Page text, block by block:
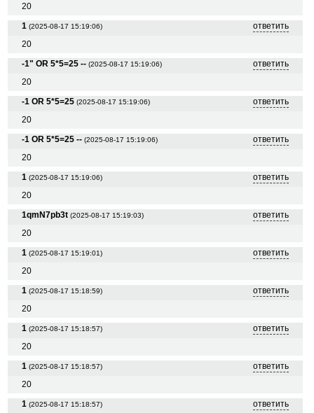
20
1 (2025-08-17 15:19:06)
ответить
20
-1" OR 5*5=25 -- (2025-08-17 15:19:06)
ответить
20
-1 OR 5*5=25 (2025-08-17 15:19:06)
ответить
20
-1 OR 5*5=25 -- (2025-08-17 15:19:06)
ответить
20
1 (2025-08-17 15:19:06)
ответить
20
1qmN7pb3t (2025-08-17 15:19:03)
ответить
20
1 (2025-08-17 15:19:01)
ответить
20
1 (2025-08-17 15:18:59)
ответить
20
1 (2025-08-17 15:18:57)
ответить
20
1 (2025-08-17 15:18:57)
ответить
20
1 (2025-08-17 15:18:57)
ответить